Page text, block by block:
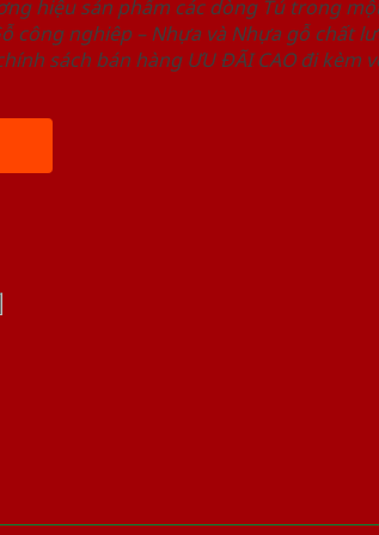
hiệu sản phẩm các dòng Tủ trong
công nghiêp – Nhựa và Nhựa gỗ chất
sách bán hàng ƯU ĐÃI CAO đi kèm